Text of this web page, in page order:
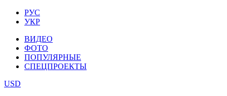
РУС
УКР
ВИДЕО
ФОТО
ПОПУЛЯРНЫЕ
СПЕЦПРОЕКТЫ
USD